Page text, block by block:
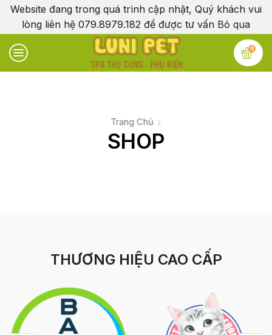
Website đang trong quá trình cập nhật, Quý khách vui
lòng liên hệ 079.8979.182 để được tư vấn Bỏ qua
0
Trang Chủ
SHOP
THƯƠNG HIỆU CAO CẤP